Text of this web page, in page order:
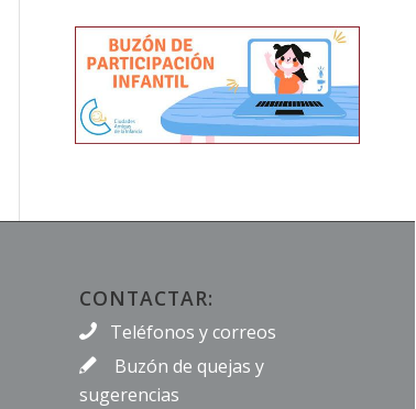
CONTACTAR:
Teléfonos y correos
Buzón de quejas y
sugerencias